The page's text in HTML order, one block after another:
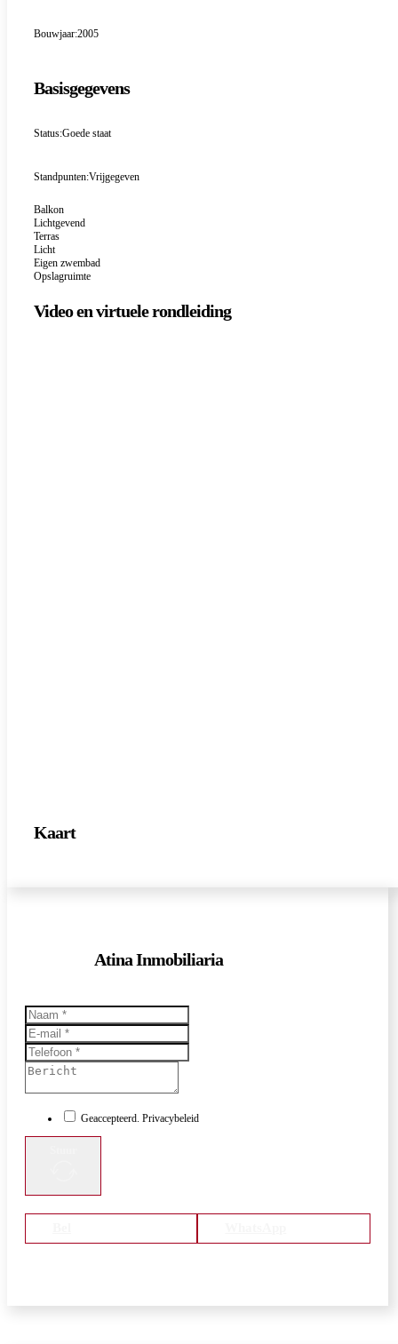
Bouwjaar:2005
Basisgegevens
Status:Goede staat
Standpunten:Vrijgegeven
Balkon
Lichtgevend
Terras
Licht
Eigen zwembad
Opslagruimte
Video en virtuele rondleiding
Kaart
Atina Inmobiliaria
Geaccepteerd. Privacybeleid